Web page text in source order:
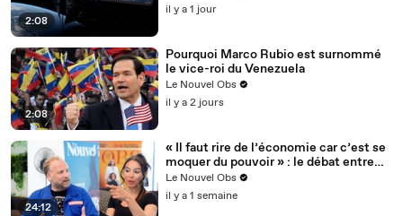
2:08
il y a 1 jour
2:08
Pourquoi Marco Rubio est surnommé
le vice-roi du Venezuela
Le Nouvel Obs
il y a 2 jours
24:12
« Il faut rire de l’économie car c’est se
moquer du pouvoir » : le débat entre
Audrey Vernon et Thomas Croisière
Le Nouvel Obs
il y a 1 semaine